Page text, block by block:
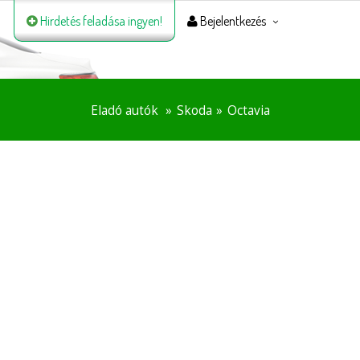
Hirdetés feladása ingyen! Bejelentkezés
Eladó autók Skoda Octavia